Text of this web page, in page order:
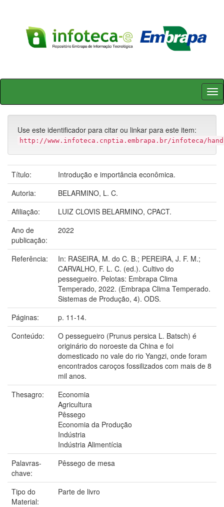
Skip
Use este identificador para citar ou linkar para este item:
http://www.infoteca.cnptia.embrapa.br/infoteca/
Título:
Introdução e importância econômica.
Autoria:
BELARMINO, L. C.
Afiliação:
LUIZ CLOVIS BELARMINO, CPACT.
Ano de
publicação:
2022
Referência:
In: RASEIRA, M. do C. B.; PEREIRA, J. F. M.;
CARVALHO, F. L. C. (ed.). Cultivo do
pessegueiro. Pelotas: Embrapa Clima
Temperado, 2022. (Embrapa Clima Temperado.
Sistemas de Produção, 4). ODS.
Páginas:
p. 11-14.
Conteúdo:
O pessegueiro (Prunus persica L. Batsch) é
originário do noroeste da China e foi
domesticado no vale do rio Yangzi, onde foram
encontrados caroços fossilizados com mais de 8
mil anos.
Thesagro:
Economia
Agricultura
Pêssego
Economia da Produção
Indústria
Indústria Alimentícia
Palavras-
chave:
Pêssego de mesa
Tipo do
Material:
Parte de livro